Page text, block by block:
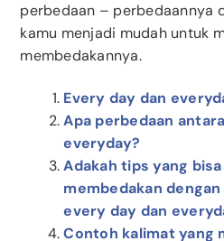
perbedaan – perbedaannya
kamu menjadi mudah untuk
membedakannya.
Every day dan
Apa perbedaan
everyday?
Adakah tips yang
membedakan
every day dan
Contoh kalimat yang